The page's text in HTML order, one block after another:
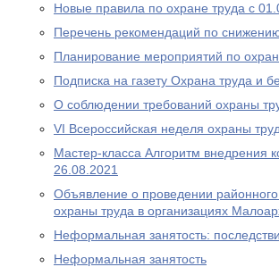
Новые правила по охране труда с
Перечень рекомендаций по
Планирование мероприятий по
Подписка на газету Охрана труда и
О соблюдении требований охраны
VI Всероссийская неделя охраны
Мастер-класса Алгоритм внедрения
26.08.2021
Объявление о проведении
охраны труда в организациях
Неформальная занятость:
Неформальная занятость